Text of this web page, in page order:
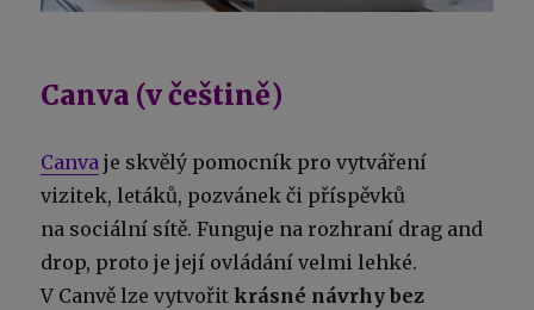
Canva (v češtině)
Canva je skvělý pomocník pro vytváření
vizitek, letáků, pozvánek či příspěvků
na sociální sítě. Funguje na rozhraní drag and
drop, proto je její ovládání velmi lehké.
V Canvě lze vytvořit krásné návrhy bez